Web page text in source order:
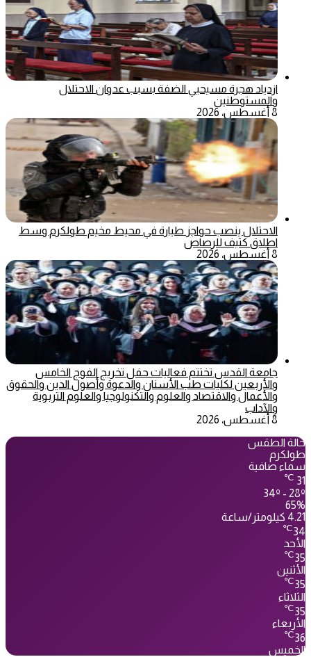
ازدياد هجرة مسيحيي الضفة بسبب عدوان الاحتلال
والمستوطنين
8 أغسطس، 2026
الاحتلال ينصب حواجز طيارة في محيط مخيم طولكرم وسط
اطلاق كثيف للرصاص
8 أغسطس، 2026
جامعة القدس تختتم فعاليات حفل تخريج الفوج الخامس
والأربعين لكليات طب الأسنان والدعوة وأصول الدين والحقوق
والأعمال والاقتصاد والعلوم والتكنولوجيا والعلوم التربوية
والآداب
8 أغسطس، 2026
حالة الطقس
طولكرم
سماء صافية
31
℃
34º - 28º
65%
4.21 كيلومتر/ساعة
34
℃
الأحد
35
℃
الأثنين
35
℃
الثلاثاء
35
℃
الأربعاء
36
℃
الخميس